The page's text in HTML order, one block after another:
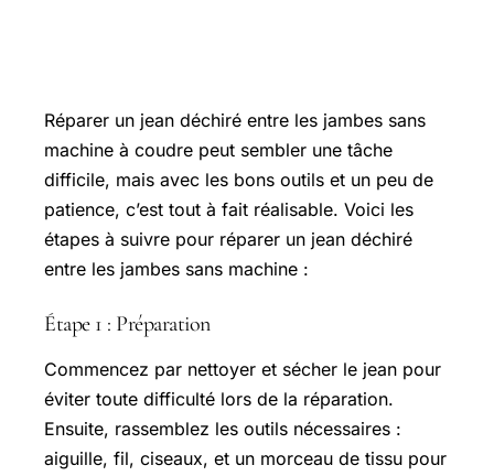
Réparer un jean déchiré entre les jambes sans
machine à coudre peut sembler une tâche
difficile, mais avec les bons outils et un peu de
patience, c’est tout à fait réalisable. Voici les
étapes à suivre pour réparer un jean déchiré
entre les jambes sans machine :
Étape 1 : Préparation
Commencez par nettoyer et sécher le jean pour
éviter toute difficulté lors de la réparation.
Ensuite, rassemblez les outils nécessaires :
aiguille, fil, ciseaux, et un morceau de tissu pour